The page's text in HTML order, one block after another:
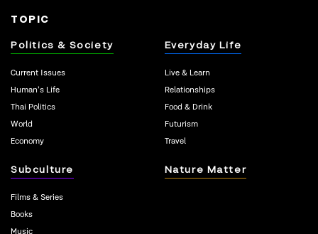
TOPIC
Politics & Society
Current Issues
Human’s Life
Thai Politics
World
Economy
Everyday Life
Live & Learn
Relationships
Food & Drink
Futurism
Travel
Subculture
Films & Series
Books
Nature Matter